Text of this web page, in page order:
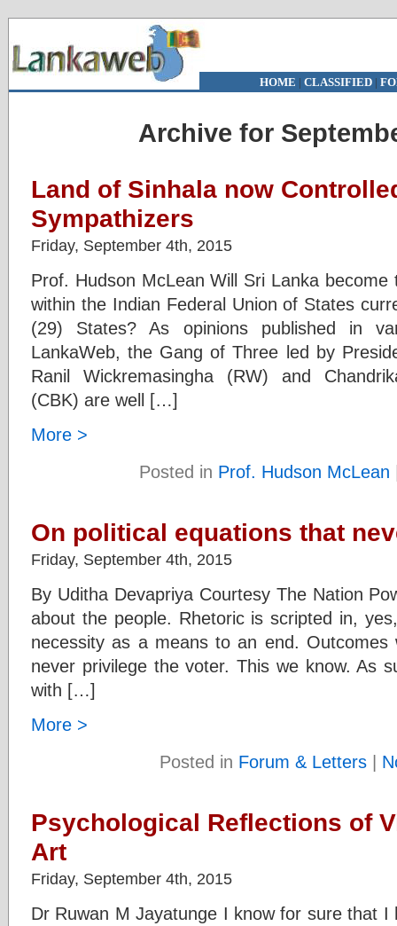
HOME | CLASSIFIED|
Archive for
Land of Sinhala now
Sympathizers
Friday, September 4th, 2015
Prof. Hudson McLean Will Sri Lanka
within the Indian Federal Union of States
(29) States? As opinions published in
LankaWeb, the Gang of Three led by
Ranil Wickremasingha (RW) and
(CBK) are well […]
More >
Posted in Prof. Hudson McLean
On political equations that
Friday, September 4th, 2015
By Uditha Devapriya Courtesy The Nation
about the people. Rhetoric is scripted in,
necessity as a means to an end.
never privilege the voter. This we know. As
with […]
More >
Posted in Forum & Letters|
Psychological Reflections of
Art
Friday, September 4th, 2015
Dr Ruwan M Jayatunge I know for sure that